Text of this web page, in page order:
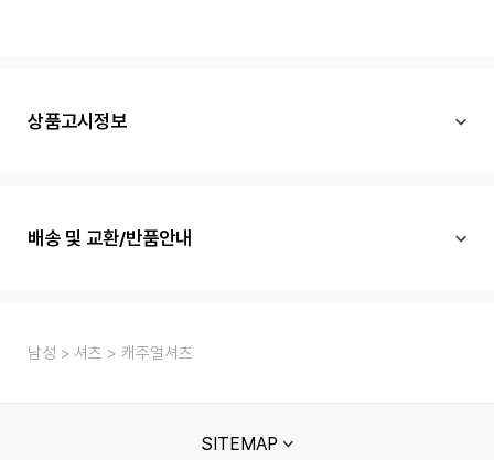
상품고시정보
배송 및 교환/반품안내
남성 셔츠 캐주얼셔츠
SITEMAP